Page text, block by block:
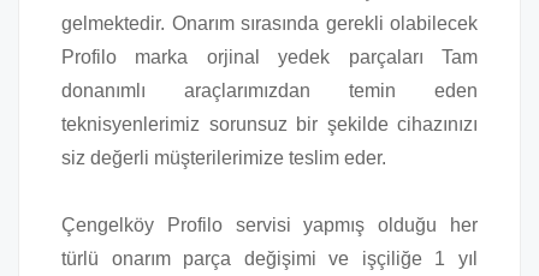
gelmektedir. Onarım sırasında gerekli olabilecek
Profilo marka orjinal yedek parçaları Tam
donanımlı araçlarımızdan temin eden
teknisyenlerimiz sorunsuz bir şekilde cihazınızı
siz değerli müşterilerimize teslim eder.
Çengelköy Profilo servisi yapmış olduğu her
türlü onarım parça değişimi ve işçiliğe 1 yıl